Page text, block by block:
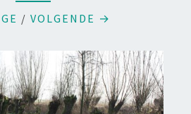
/ VOLGENDE →